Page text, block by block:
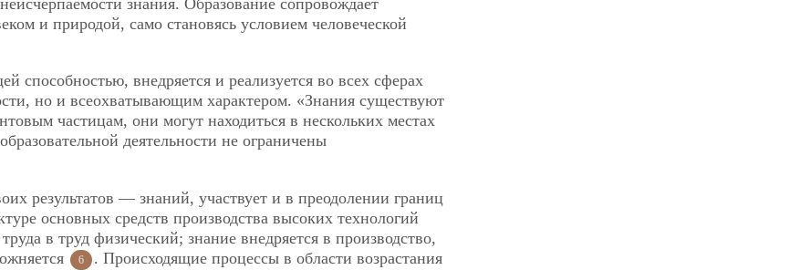
знания. Образование сопровождает
и природой, само становясь условием человеческой
способностью, внедряется и реализуется во всех сферах
но и всеохватывающим характером. «Знания существуют
частицам, они могут находиться в нескольких местах
деятельности не ограничены
результатов — знаний, участвует и в преодолении границ
основных средств производства высоких технологий
в труд физический; знание внедряется в производство,
6
. Происходящие процессы в области возрастания